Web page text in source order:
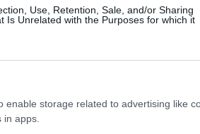
Use, Retention, Sale, and/or Sharing
Is Unrelated with the Purposes for which it
enable storage related to advertising like
apps.